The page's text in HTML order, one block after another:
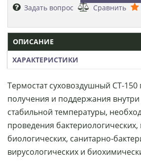
Задать вопрос Сравнить
ОПИСАНИЕ
ХАРАКТЕРИСТИКИ
Термостат суховоздушный СТ-150
получения и поддержания
стабильной температуры,
проведения
биологических, санитарно-
вирусологических и